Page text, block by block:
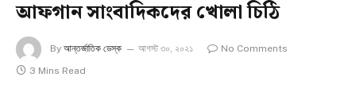
আফগান সাংবাদিকদের খোলা চিঠি
By আন্তর্জাতিক ডেস্ক আগস্ট ৩০, ২০২১
No Comments
3 Mins Read